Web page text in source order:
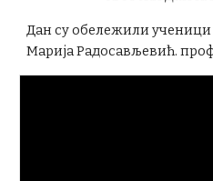
Дан су обележили
Марија Радосављевић.